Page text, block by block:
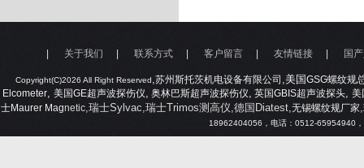
Copyright(C)2026 All Right Reserved,苏州斯托茨机电设备有限公司 ,美国GSG螺纹规
Elcometer, 美国GE超声波探伤仪, 奥林巴斯超声波探伤仪, 英国GBIS超声波探头, 美
士Maurer Magnetic,瑞士Sylvac,瑞士Trimos测高仪,德国Diatest,无锡螺纹规厂家,
18962404056 ，电话：0512-65954940
关于我们 联系方式 客户留言 友情链接 国